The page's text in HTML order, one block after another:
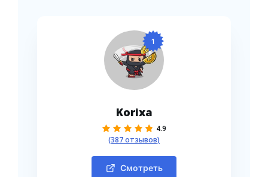
1
Korixa
4.9
(387 отзывов)
Смотреть